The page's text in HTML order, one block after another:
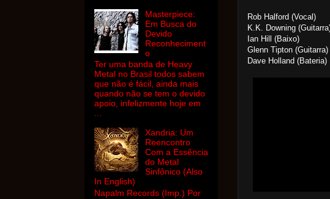
Rob Halford (Vocal)
K.K. Downing
Ian Hill (Baixo)
Glenn Tipton (Guitarra)
Dave Holland (Bateria)
Masterpiece:
Em Busca do
Devido
Reconheciment
o
Ter uma banda de Heavy
Metal no Brasil todos sabem
que não é fácil, ainda mais
quando não se tem o devido
apoio, infelizmente hoje em
...
Xandria: Um
Reencontro
Com a Essência
do Metal
Sinfônico (Also
In English)
Napalm Records (Imp.) Por